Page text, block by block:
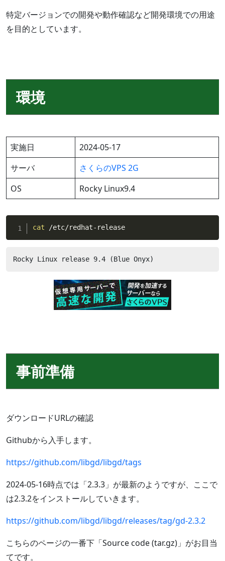
特定バージョンでの開発や動作確認など開発環境での用途
を目的としています。
環境
実施日
2024-05-17
サーバ
さくらのVPS 2G
OS
Rocky Linux9.4
cat /etc/redhat-release
Rocky Linux release 9.4 (Blue Onyx)
事前準備
ダウンロードURLの確認
Githubから入手します。
https://github.com/libgd/libgd/tags
2024-05-16時点では「2.3.3」が最新のようですが、ここで
は2.3.2をインストールしていきます。
https://github.com/libgd/libgd/releases/tag/gd-2.3.2
こちらのページの一番下「Source code (tar.gz)」がお目当
てです。